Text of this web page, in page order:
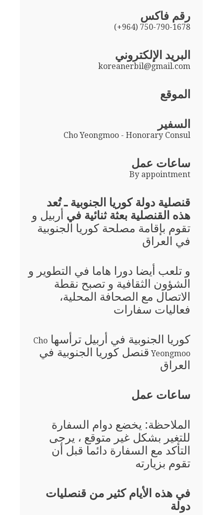
رقم فاكس
(+964) 750-790-1678
البريد الإلكتروني
koreanerbil@gmail.com
الموقع
السفير
Cho Yeongmoo - Honorary Consul
ساعات عمل
By appointment
قنصلية دولة كوريا الجنوبية ـ تُعد
هذه القنصلية بعثة ثنائية في أربيل و
تقوم بإقامة مصلحة كوريا الجنوبية
في العراق
و تلعب أيضا دورا هاما في التطوير و
الشؤون الثقافية و تصبح نقطة
الاتصال مع الصحافة المحلية،
فعاليات سفارات
كوريا الجنوبية في أربيل ترأسها Cho
Yeongmoo قنصل كوريا الجنوبية في
العراق
ساعات عمل
الملاحظة: يخضع دوام السفارة
للتغير بشكل غير متوقع ، يرجى
التأكد مع السفارة دائما قبل أن
تقوم بزيارته
في هذه الأيام كثير من قنصليات
دولة